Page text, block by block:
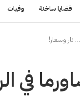
قضايا ساخنة وفيات
نار وسعار!
في